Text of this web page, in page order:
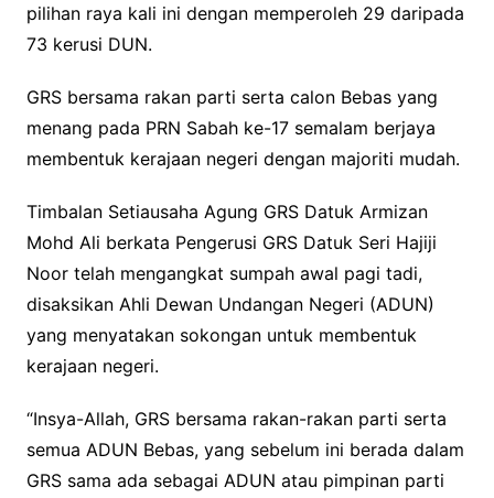
pilihan raya kali ini dengan memperoleh 29 daripada
73 kerusi DUN.
GRS bersama rakan parti serta calon Bebas yang
menang pada PRN Sabah ke-17 semalam berjaya
membentuk kerajaan negeri dengan majoriti mudah.
Timbalan Setiausaha Agung GRS Datuk Armizan
Mohd Ali berkata Pengerusi GRS Datuk Seri Hajiji
Noor telah mengangkat sumpah awal pagi tadi,
disaksikan Ahli Dewan Undangan Negeri (ADUN)
yang menyatakan sokongan untuk membentuk
kerajaan negeri.
“Insya-Allah, GRS bersama rakan-rakan parti serta
semua ADUN Bebas, yang sebelum ini berada dalam
GRS sama ada sebagai ADUN atau pimpinan parti